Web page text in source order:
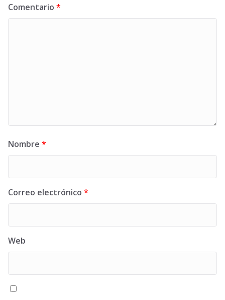
Comentario *
Nombre *
Correo electrónico *
Web